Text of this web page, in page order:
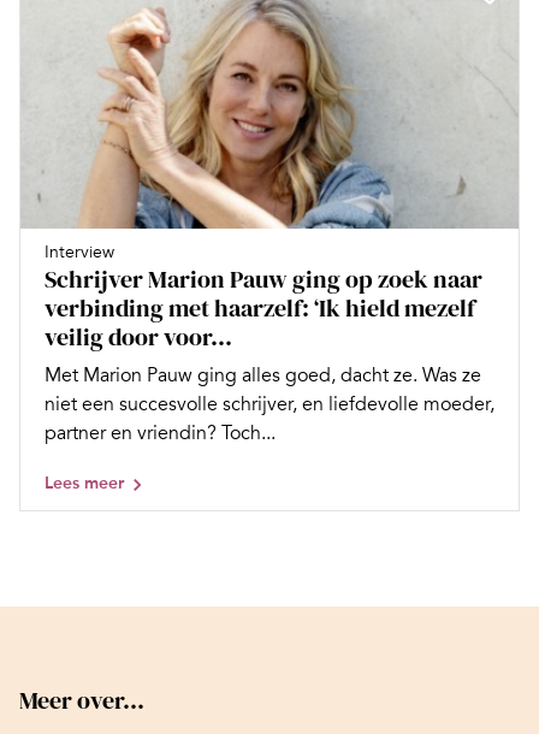
Interview
Schrijver Marion Pauw ging op zoek naar
verbinding met haarzelf: ‘Ik hield mezelf
veilig door voor...
Met Marion Pauw ging alles goed, dacht ze. Was ze
niet een succesvolle schrijver, en liefdevolle moeder,
partner en vriendin? Toch...
Lees meer
Meer over...